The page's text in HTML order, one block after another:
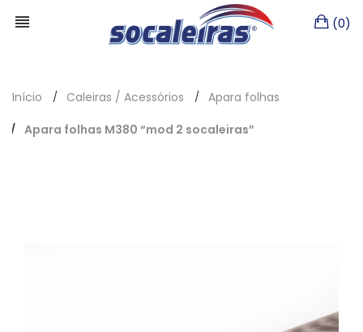
(0)
Início Caleiras / Acessórios
Apara folhas
Apara folhas M380 “mod 2 socaleiras”